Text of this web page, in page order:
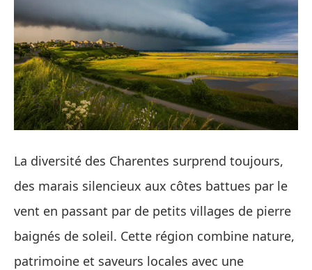
La diversité des Charentes surprend toujours,
des marais silencieux aux côtes battues par le
vent en passant par de petits villages de pierre
baignés de soleil. Cette région combine nature,
patrimoine et saveurs locales avec une